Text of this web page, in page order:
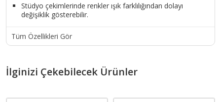
Stüdyo çekimlerinde renkler ışık farklılığından dolayı
değişiklik gösterebilir.
Tüm Özellikleri Gör
İlginizi Çekebilecek Ürünler